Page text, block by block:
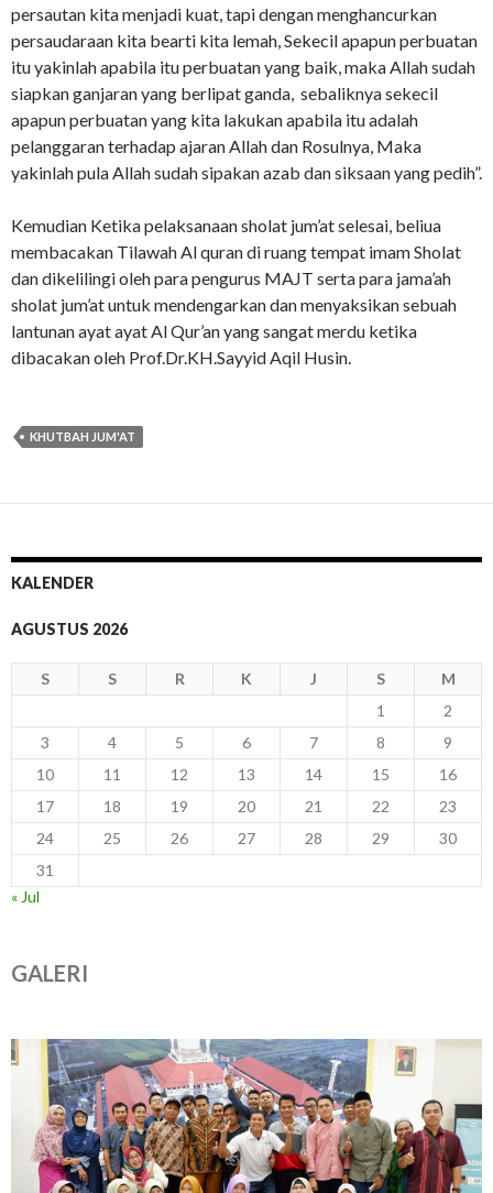
persautan kita menjadi kuat, tapi dengan menghancurkan
persaudaraan kita bearti kita lemah, Sekecil apapun perbuatan
itu yakinlah apabila itu perbuatan yang baik, maka Allah sudah
siapkan ganjaran yang berlipat ganda, sebaliknya sekecil
apapun perbuatan yang kita lakukan apabila itu adalah
pelanggaran terhadap ajaran Allah dan Rosulnya, Maka
yakinlah pula Allah sudah sipakan azab dan siksaan yang pedih”.
Kemudian Ketika pelaksanaan sholat jum’at selesai, beliua
membacakan Tilawah Al quran di ruang tempat imam Sholat
dan dikelilingi oleh para pengurus MAJT serta para jama’ah
sholat jum’at untuk mendengarkan dan menyaksikan sebuah
lantunan ayat ayat Al Qur’an yang sangat merdu ketika
dibacakan oleh Prof.Dr.KH.Sayyid Aqil Husin.
KHUTBAH JUM'AT
KALENDER
AGUSTUS 2026
S S R K J S
M
1
2
3
4 5 6 7 8
9
10
11 12 13 14 15
16
17
18 19 20 21 22
23
24
25 26 27 28 29
30
31
« Jul
GALERI